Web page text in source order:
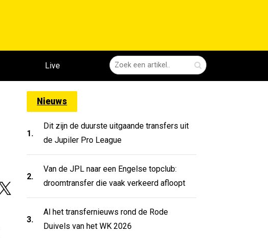
Live
Nieuws
1.
Dit zijn de duurste uitgaande transfers uit
de Jupiler Pro League
2.
Van de JPL naar een Engelse topclub:
droomtransfer die vaak verkeerd afloopt
3.
Al het transfernieuws rond de Rode
Duivels van het WK 2026